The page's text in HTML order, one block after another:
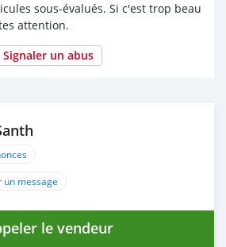
sous-évalués. Si c'est trop beau
attention.
Signaler un abus
un message
le vendeur